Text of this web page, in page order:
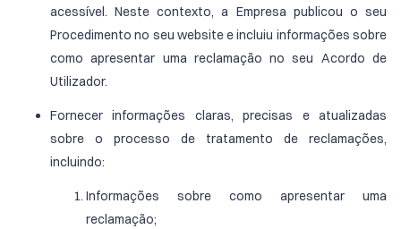
acessível. Neste contexto, a Empresa publicou o seu
Procedimento no seu website e incluiu informações sobre
como apresentar uma reclamação no seu Acordo de
Utilizador.
Fornecer informações claras, precisas e atualizadas
sobre o processo de tratamento de reclamações,
incluindo:
Informações sobre como apresentar uma
reclamação;